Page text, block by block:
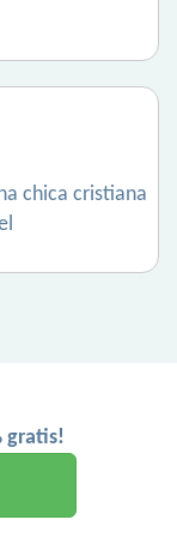
chica cristiana
gratis!